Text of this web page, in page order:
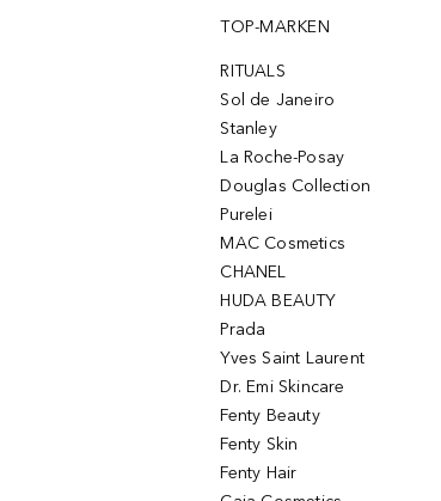
TOP-MARKEN
RITUALS
Sol de Janeiro
Stanley
La Roche-Posay
Douglas Collection
Purelei
MAC Cosmetics
CHANEL
HUDA BEAUTY
Prada
Yves Saint Laurent
Dr. Emi Skincare
Fenty Beauty
Fenty Skin
Fenty Hair